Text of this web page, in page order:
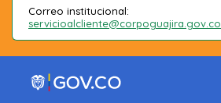
Correo institucional:
servicioalcliente@corpoguajira.gov.co